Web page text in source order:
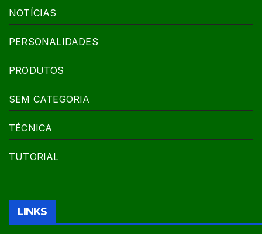
NOTÍCIAS
PERSONALIDADES
PRODUTOS
SEM CATEGORIA
TÉCNICA
TUTORIAL
LINKS